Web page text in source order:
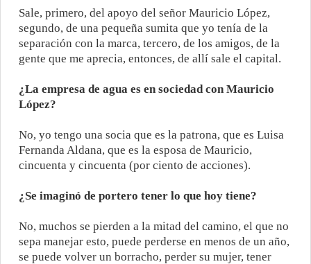
Sale, primero, del apoyo del señor Mauricio López,
segundo, de una pequeña sumita que yo tenía de la
separación con la marca, tercero, de los amigos, de la
gente que me aprecia, entonces, de allí sale el capital.
¿La empresa de agua es en sociedad con Mauricio
López?
No, yo tengo una socia que es la patrona, que es Luisa
Fernanda Aldana, que es la esposa de Mauricio,
cincuenta y cincuenta (por ciento de acciones).
¿Se imaginó de portero tener lo que hoy tiene?
No, muchos se pierden a la mitad del camino, el que no
sepa manejar esto, puede perderse en menos de un año,
se puede volver un borracho, perder su mujer, tener